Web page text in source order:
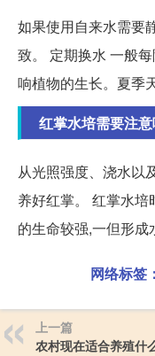
如果使用自来水需要
致。 定期换水 一般
响植物的生长。夏季
红掌水培需要注
从光照强度、浇水以
养好红掌。 红掌水
的生命较强,一但形成
网络标签：
上一篇
农村现在适合养殖什